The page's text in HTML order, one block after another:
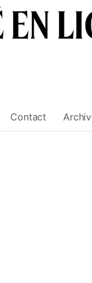
Contact